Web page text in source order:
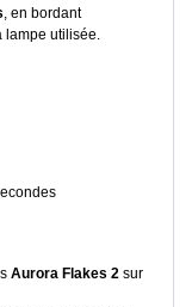
, en bordant
lampe utilisée.
Aurora Flakes 2 sur